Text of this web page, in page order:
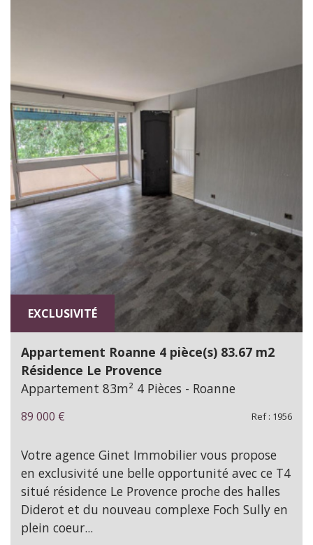
EXCLUSIVITÉ
Appartement Roanne 4 pièce(s) 83.67 m2
Résidence Le Provence
Appartement 83m² 4 Pièces - Roanne
89 000 € Ref : 1956
Votre agence Ginet Immobilier vous propose
en exclusivité une belle opportunité avec ce T4
situé résidence Le Provence proche des halles
Diderot et du nouveau complexe Foch Sully en
plein coeur...